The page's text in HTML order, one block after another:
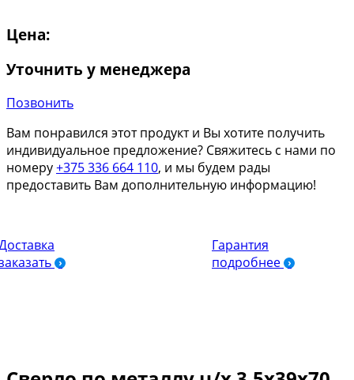
Цена:
Уточнить у менеджера
Позвонить
Вам понравился этот продукт и Вы хотите получить
индивидуальное предложение? Свяжитесь с нами по
номеру+375 336 664 110, и мы будем рады
предоставить Вам дополнительную информацию!
Гарантия
подробнее